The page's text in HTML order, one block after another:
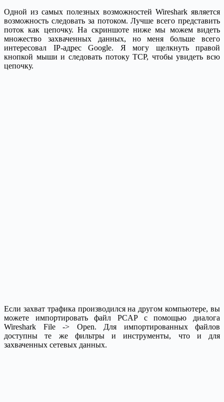
Одной из самых полезных возможностей Wireshark является
возможность следовать за потоком. Лучше всего представить
поток как цепочку. На скриншоте ниже мы можем видеть
множество захваченных данных, но меня больше всего
интересовал IP-адрес Google. Я могу щелкнуть правой
кнопкой мыши и следовать потоку TCP, чтобы увидеть всю
цепочку.
Если захват трафика производился на другом компьютере, вы
можете импортировать файл PCAP с помощью диалога
Wireshark File -> Open. Для импортированных файлов
доступны те же фильтры и инструменты, что и для
захваченных сетевых данных.